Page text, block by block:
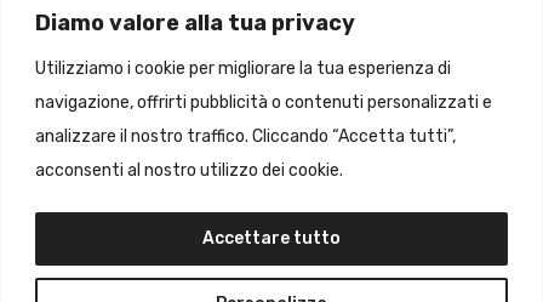
Diamo valore alla tua privacy
Utilizziamo i cookie per migliorare la tua esperienza di
navigazione, offrirti pubblicità o contenuti personalizzati e
analizzare il nostro traffico. Cliccando “Accetta tutti”,
acconsenti al nostro utilizzo dei cookie.
Accettare tutto
dimenticato?
ACCEDI